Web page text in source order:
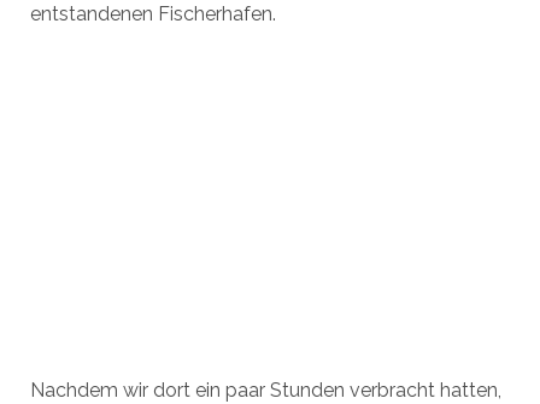
entstandenen Fischerhafen.
Nachdem wir dort ein paar Stunden verbracht hatten,